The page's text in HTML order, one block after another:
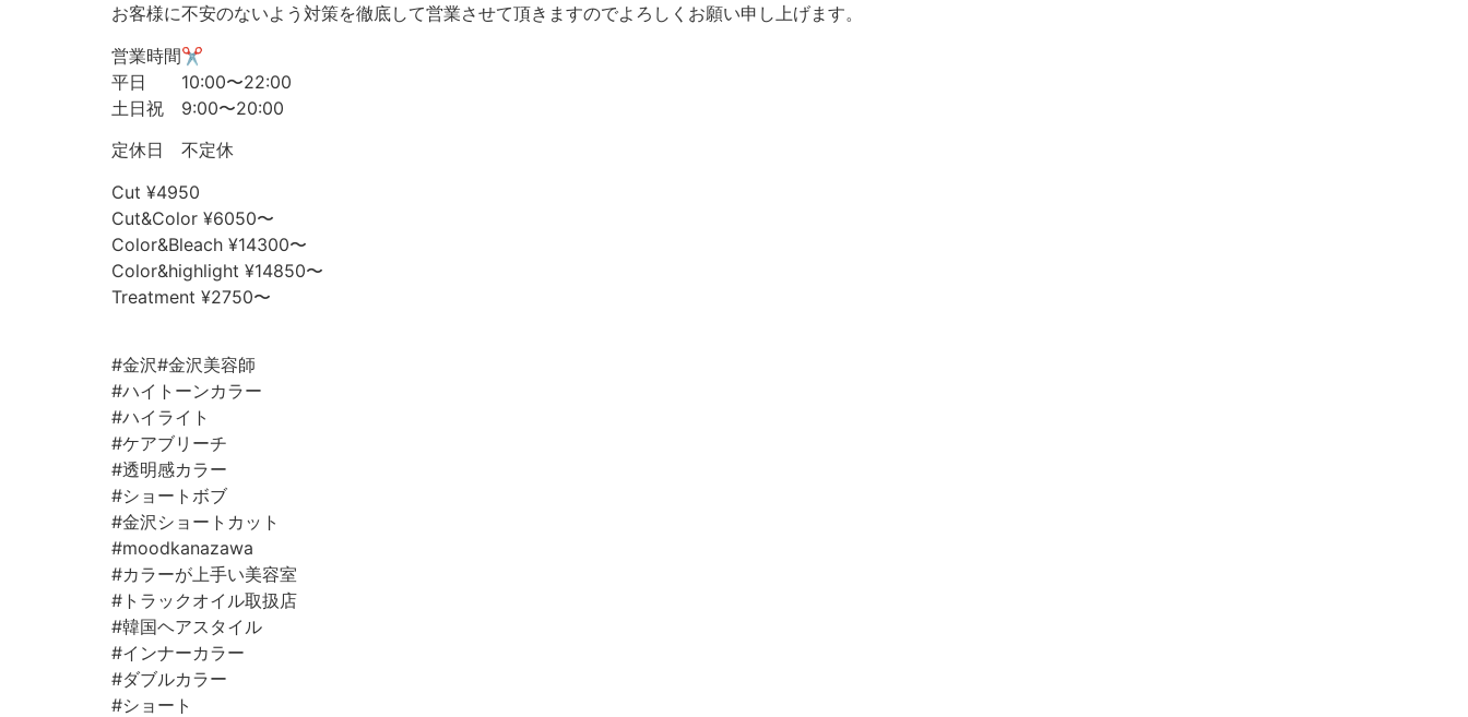
お客様に不安のないよう対策を徹底して営業させて頂きますのでよろしくお願い申し上げます。
営業時間✂︎
平日 10:00〜22:00
土日祝 9:00〜20:00
定休日 不定休
Cut ¥4950
Cut&Color ¥6050〜
Color&Bleach ¥14300〜
Color&highlight ¥14850〜
Treatment ¥2750〜
#金沢#金沢美容師⠀
#ハイトーンカラー
#ハイライト⠀
#ケアブリーチ⠀
#透明感カラー⠀
#ショートボブ⠀
#金沢ショートカット⠀
#moodkanazawa ⠀
#カラーが上手い美容室⠀
#トラックオイル取扱店⠀
#韓国ヘアスタイル
#インナーカラー⠀
#ダブルカラー
#ショート